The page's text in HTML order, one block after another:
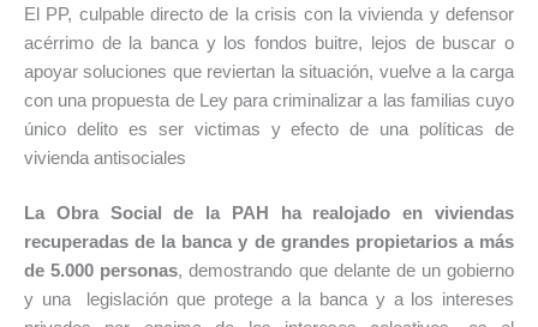
El PP, culpable directo de la crisis con la vivienda y defensor
acérrimo de la banca y los fondos buitre, lejos de buscar o
apoyar soluciones que reviertan la situación, vuelve a la carga
con una propuesta de Ley para criminalizar a las familias cuyo
único delito es ser victimas y efecto de una políticas de
vivienda antisociales
La Obra Social de la PAH ha realojado en viviendas
recuperadas de la banca y de grandes propietarios a más
de 5.000 personas, demostrando que delante de un gobierno
y una legislación que protege a la banca y a los intereses